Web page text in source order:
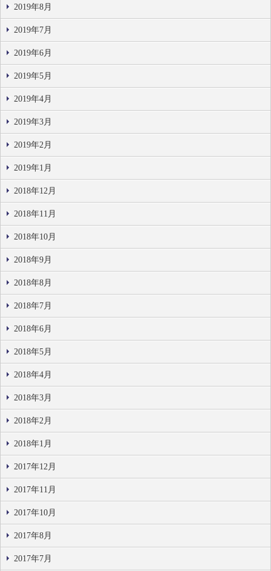
2019年8月
2019年7月
2019年6月
2019年5月
2019年4月
2019年3月
2019年2月
2019年1月
2018年12月
2018年11月
2018年10月
2018年9月
2018年8月
2018年7月
2018年6月
2018年5月
2018年4月
2018年3月
2018年2月
2018年1月
2017年12月
2017年11月
2017年10月
2017年8月
2017年7月